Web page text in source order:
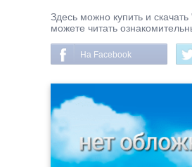
Здесь можно купить и
можете читать
На Facebook